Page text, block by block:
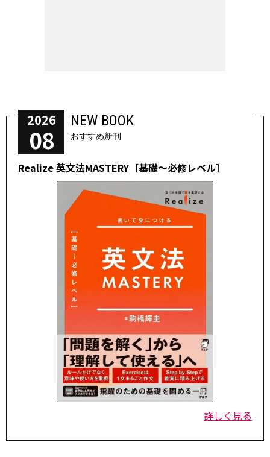
2026
08
NEW BOOK
おすすめ新刊
Realize 英文法MASTERY［基礎～必修レベル］
詳しく見る